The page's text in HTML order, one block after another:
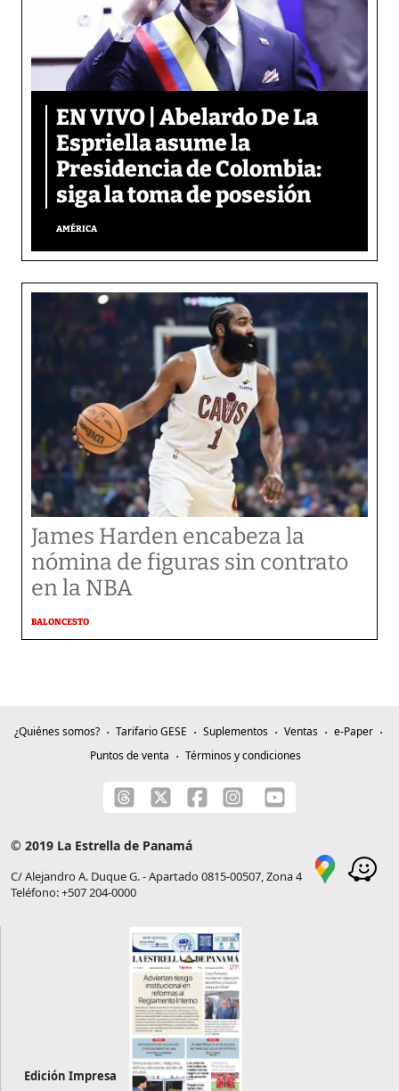
EN VIVO | Abelardo De La
Espriella asume la
Presidencia de Colombia:
siga la toma de posesión
AMÉRICA
James Harden encabeza la
nómina de figuras sin contrato
en la NBA
BALONCESTO
¿Quiénes somos? Tarifario GESE Suplementos Ventas
e-Paper
Puntos de venta
Términos y condiciones
© 2019 La Estrella de Panamá
C/ Alejandro A. Duque G. - Apartado 0815-00507, Zona 4
Teléfono: +507 204-0000
Edición Impresa